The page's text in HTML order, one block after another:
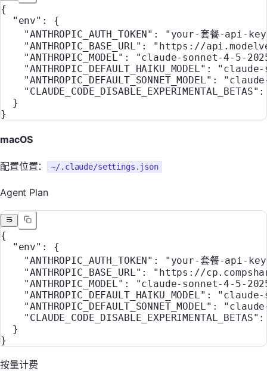
{
  "env"
: {
    "ANTHROPIC_AUTH_TOKEN"
:
"your-套餐-api-
    "ANTHROPIC_BASE_URL"
:
"https://
    "ANTHROPIC_MODEL"
:
"claude-sonnet-4-5-
    "ANTHROPIC_DEFAULT_HAIKU_MODEL"
: "claude-
    "ANTHROPIC_DEFAULT_SONNET_MODEL"
:
    "CLAUDE_CODE_DISABLE_EXPERIMENTAL_BETAS"
  }
}
macOS
配置位置： ~/.claude/settings.json
Agent Plan
{
  "env"
: {
    "ANTHROPIC_AUTH_TOKEN"
:
"your-套餐-api-
    "ANTHROPIC_BASE_URL"
:
"https://
    "ANTHROPIC_MODEL"
:
"claude-sonnet-4-5-
    "ANTHROPIC_DEFAULT_HAIKU_MODEL"
: "claude-
    "ANTHROPIC_DEFAULT_SONNET_MODEL"
:
    "CLAUDE_CODE_DISABLE_EXPERIMENTAL_BETAS"
  }
}
按量计费